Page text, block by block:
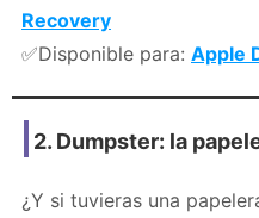
Recovery
✅Disponible para: Apple
2. Dumpster: la
¿Y si tuvieras una